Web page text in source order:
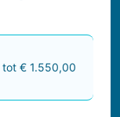
€ 1.550,00